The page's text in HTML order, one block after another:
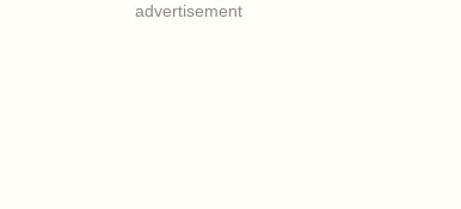
advertisement